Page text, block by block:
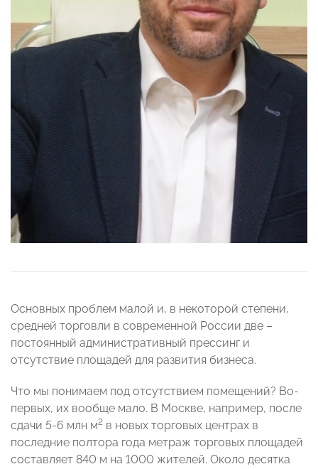
Основных проблем малой и, в некоторой степени,
средней торговли в современной России две –
постоянный административный прессинг и
отсутствие площадей для развития бизнеса.
Что мы понимаем под отсутствием помещений? Во-
первых, их вообще мало. В Москве, например, после
сдачи 5-6 млн м2 в новых торговых центрах в
последние полтора года метраж торговых площадей
составляет 840 м на 1000 жителей. Около десятка